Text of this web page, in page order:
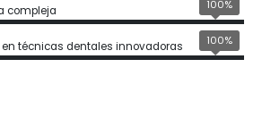
compleja 100%
técnicas dentales innovadoras 100%